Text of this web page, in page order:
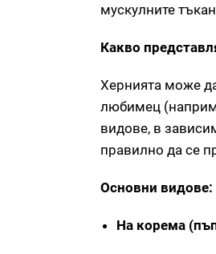
мускулните
Какво
Хернията може
любимец
видове, в
правилно да се
Основни видове:
На корема